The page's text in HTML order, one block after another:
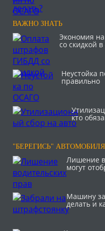
ВАЖНО ЗНАТЬ
Экономия
со скидкой в
Неустойка
правильно
кто
"БЕРЕГИСЬ" АВТОМОБИЛЯ
Лишение
могут
Машину
делать и